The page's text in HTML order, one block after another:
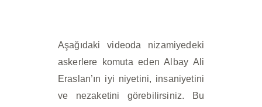
Aşağıdaki videoda nizamiyedeki
askerlere komuta eden Albay Ali
Eraslan’ın iyi niyetini, insaniyetini
ve nezaketini görebilirsiniz. Bu